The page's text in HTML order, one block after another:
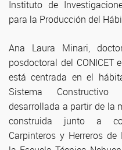
Instituto de
para la Producción del
Ana Laura Minari,
posdoctoral del CONICET
está centrada en el
Sistema
desarrollada a partir de la
construida junto a
Carpinteros y Herreros de